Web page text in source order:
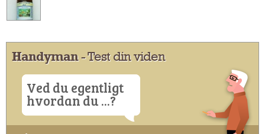
Handyman- Test din viden
Ved du egentligt
hvordan du ...?